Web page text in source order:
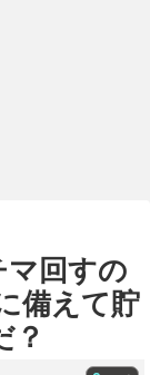
マ回すの
備えて貯
？